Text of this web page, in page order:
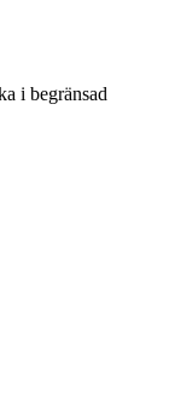
i begränsad